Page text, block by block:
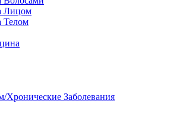
Лицом
Телом
Хронические Заболевания